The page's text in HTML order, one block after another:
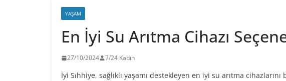
YAŞAM
En İyi Su Arıtma Cihazı
27/10/2024 7/24 Kadın
İyi Sıhhiye, sağlıklı yaşamı destekleyen en iyi su arıtma